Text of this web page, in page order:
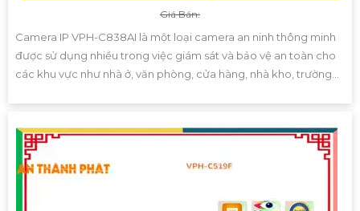
Giá Bán:
Camera IP VPH-C838AI là một loại camera an ninh thông minh
được sử dụng nhiều trong việc giám sát và bảo vệ an toàn cho
các khu vực như nhà ở, văn phòng, cửa hàng, nhà kho, trường...